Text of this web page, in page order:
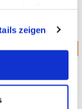
zeigen